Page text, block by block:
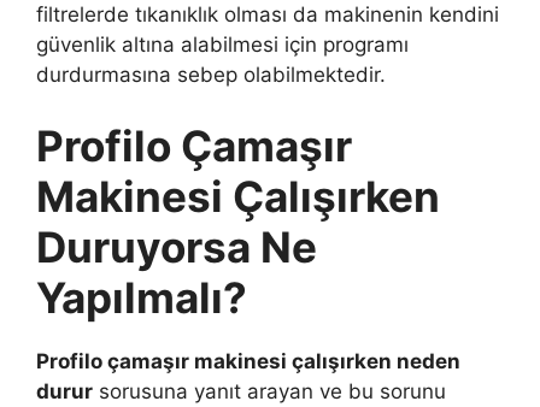
filtrelerde tıkanıklık olması da makinenin kendini
güvenlik altına alabilmesi için programı
durdurmasına sebep olabilmektedir.
Profilo Çamaşır
Makinesi Çalışırken
Duruyorsa Ne
Yapılmalı?
Profilo çamaşır makinesi çalışırken neden
durur sorusuna yanıt arayan ve bu sorunu